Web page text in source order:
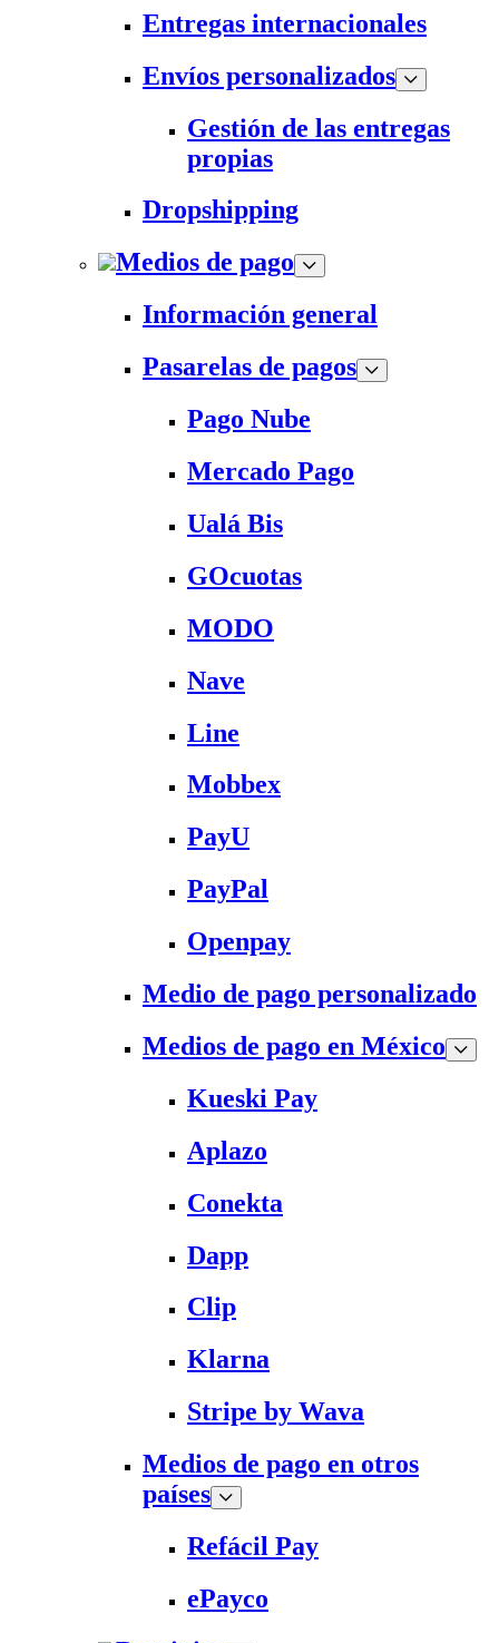
Entregas internacionales
Envíos personalizados
Gestión de las entregas
propias
Dropshipping
Medios de pago
Información general
Pasarelas de pagos
Pago Nube
Mercado Pago
Ualá Bis
GOcuotas
MODO
Nave
Line
Mobbex
PayU
PayPal
Openpay
Medio de pago personalizado
Medios de pago en México
Kueski Pay
Aplazo
Conekta
Dapp
Clip
Klarna
Stripe by Wava
Medios de pago en otros
países
Refácil Pay
ePayco